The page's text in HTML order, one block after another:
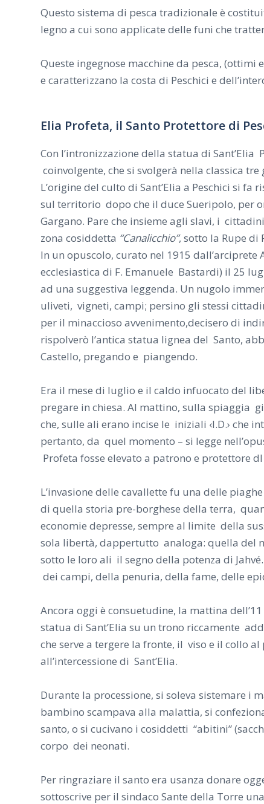
Questo sistema di pesca tradizionale è
legno a cui sono applicate delle funi che
Queste ingegnose macchine da pesca,
e caratterizzano la costa di Peschici e
Elia Profeta, il Santo Protettore di
Con l’intronizzazione della statua di Sant’Elia
coinvolgente, che si svolgerà nella classica tre
L’origine del culto di Sant’Elia a Peschici si
sul territorio dopo che il duce Sueripolo, per
Gargano. Pare che insieme agli slavi, i
zona cosiddetta “Canalicchio”, sotto la Rupe di
In un opuscolo, curato nel 1915
ecclesiastica di F. Emanuele Bastardi) il 25
ad una suggestiva leggenda. Un nugolo
uliveti, vigneti, campi; persino gli stessi
per il minaccioso avvenimento,decisero di
rispolverò l’antica statua lignea del Santo,
Castello, pregando e piangendo.
Era il mese di luglio e il caldo infuocato del
pregare in chiesa. Al mattino, sulla spiaggia
che, sulle ali erano incise le iniziali ‹I.D.› che
pertanto, da quel momento – si legge nel
Profeta fosse elevato a patrono e protettore dl
L’invasione delle cavallette fu una delle
di quella storia pre-borghese della terra,
economie depresse, sempre al limite della
sola libertà, dappertutto analoga: quella del
sotto le loro ali il segno della potenza di
dei campi, della penuria, della fame, delle
Ancora oggi è consuetudine, la mattina
statua di Sant’Elia su un trono riccamente
che serve a tergere la fronte, il viso e il collo
all’intercessione di Sant’Elia.
Durante la processione, si soleva sistemare i
bambino scampava alla malattia, si
santo, o si cucivano i cosiddetti “abitini”
corpo dei neonati.
Per ringraziare il santo era usanza donare
sottoscrive per il sindaco Sante della Torre